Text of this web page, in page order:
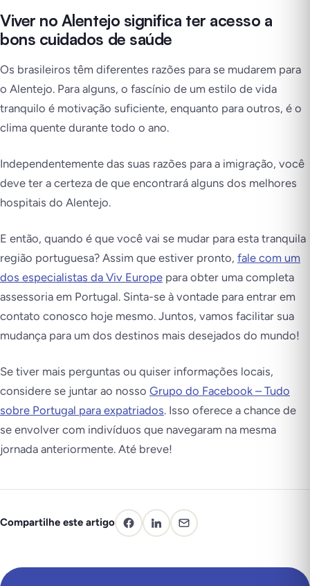
Viver no Alentejo significa ter acesso a
bons cuidados de saúde
Os brasileiros têm diferentes razões para se mudarem para
o Alentejo. Para alguns, o fascínio de um estilo de vida
tranquilo é motivação suficiente, enquanto para outros, é o
clima quente durante todo o ano.
Independentemente das suas razões para a imigração, você
deve ter a certeza de que encontrará alguns dos melhores
hospitais do Alentejo.
E então, quando é que você vai se mudar para esta tranquila
região portuguesa? Assim que estiver pronto, fale com um
dos especialistas da Viv Europe para obter uma completa
assessoria em Portugal. Sinta-se à vontade para entrar em
contato conosco hoje mesmo. Juntos, vamos facilitar sua
mudança para um dos destinos mais desejados do mundo!
Se tiver mais perguntas ou quiser informações locais,
considere se juntar ao nosso Grupo do Facebook – Tudo
sobre Portugal para expatriados. Isso oferece a chance de
se envolver com indivíduos que navegaram na mesma
jornada anteriormente. Até breve!
Compartilhe este artigo